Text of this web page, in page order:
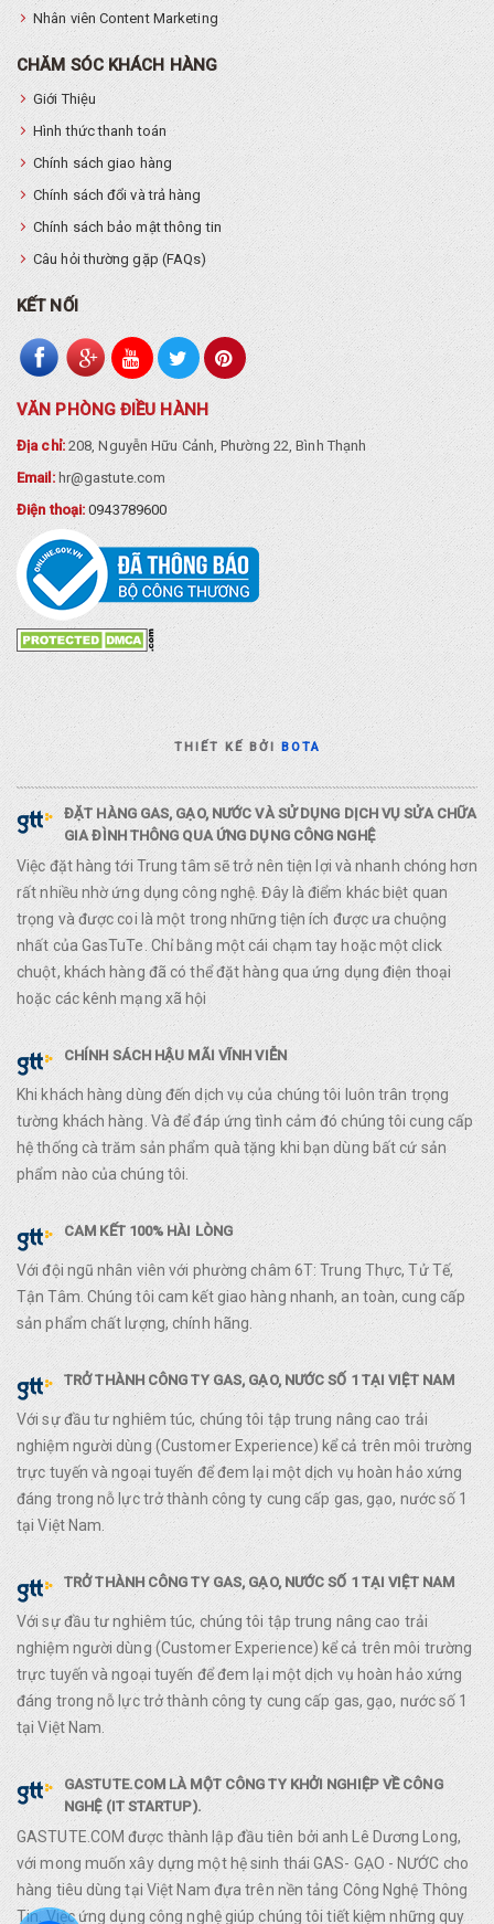
Nhân viên Content Marketing
CHĂM SÓC KHÁCH HÀNG
Giới Thiệu
Hình thức thanh toán
Chính sách giao hàng
Chính sách đổi và trả hàng
Chính sách bảo mật thông tin
Câu hỏi thường gặp (FAQs)
KẾT NỐI
VĂN PHÒNG ĐIỀU HÀNH
Địa chỉ:208, Nguyễn Hữu Cảnh, Phường 22, Bình Thạnh
Email:hr@gastute.com
Điện thoại:0943789600
THIẾT KẾ BỞIBOTA
ĐẶT HÀNG GAS, GẠO, NƯỚC VÀ SỬ DỤNG DỊCH VỤ SỬA CHỮA
GIA ĐÌNH THÔNG QUA ỨNG DỤNG CÔNG NGHỆ
Việc đặt hàng tới Trung tâm sẽ trở nên tiện lợi và nhanh chóng hơn
rất nhiều nhờ ứng dụng công nghệ. Đây là điểm khác biệt quan
trọng và được coi là một trong những tiện ích được ưa chuộng
nhất của GasTuTe. Chỉ bằng một cái chạm tay hoặc một click
chuột, khách hàng đã có thể đặt hàng qua ứng dụng điện thoại
hoặc các kênh mạng xã hội
CHÍNH SÁCH HẬU MÃI VĨNH VIỄN
Khi khách hàng dùng đến dịch vụ của chúng tôi luôn trân trọng
tường khách hàng. Và để đáp ứng tình cảm đó chúng tôi cung cấp
hệ thống cà trăm sản phẩm quà tặng khi bạn dùng bất cứ sản
phẩm nào của chúng tôi.
CAM KẾT 100% HÀI LÒNG
Với đội ngũ nhân viên với phường châm 6T: Trung Thực, Tử Tế,
Tận Tâm. Chúng tôi cam kết giao hàng nhanh, an toàn, cung cấp
sản phẩm chất lượng, chính hãng.
TRỞ THÀNH CÔNG TY GAS, GẠO, NƯỚC SỐ 1 TẠI VIỆT NAM
Với sự đầu tư nghiêm túc, chúng tôi tập trung nâng cao trải
nghiệm người dùng (Customer Experience) kể cả trên môi trường
trực tuyến và ngoại tuyến để đem lại một dịch vụ hoàn hảo xứng
đáng trong nỗ lực trở thành công ty cung cấp gas, gạo, nước số 1
tại Việt Nam.
TRỞ THÀNH CÔNG TY GAS, GẠO, NƯỚC SỐ 1 TẠI VIỆT NAM
Với sự đầu tư nghiêm túc, chúng tôi tập trung nâng cao trải
nghiệm người dùng (Customer Experience) kể cả trên môi trường
trực tuyến và ngoại tuyến để đem lại một dịch vụ hoàn hảo xứng
đáng trong nỗ lực trở thành công ty cung cấp gas, gạo, nước số 1
tại Việt Nam.
GASTUTE.COM LÀ MỘT CÔNG TY KHỞI NGHIỆP VỀ CÔNG
NGHỆ (IT STARTUP).
GASTUTE.COM được thành lập đầu tiên bởi anh Lê Dương Long,
với mong muốn xây dựng một hệ sinh thái GAS- GẠO - NƯỚC cho
hàng tiêu dùng tại Việt Nam đựa trên nền tảng Công Nghệ Thông
Tin. Việc ứng dụng công nghệ giúp chúng tôi tiết kiệm những quy